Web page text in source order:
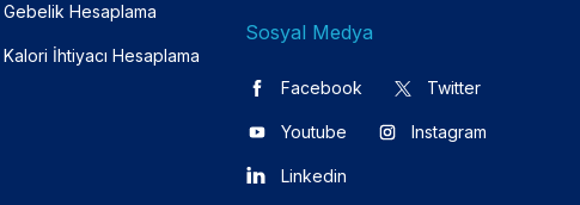
Gebelik Hesaplama
Kalori İhtiyacı Hesaplama
Sosyal Medya
Facebook Twitter
Youtube Instagram
Linkedin